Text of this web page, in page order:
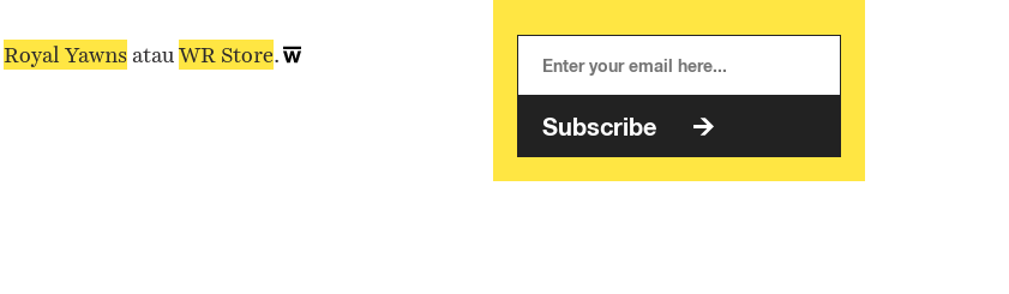
Royal Yawns atauWR Store.
Subscribe